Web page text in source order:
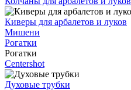
Киверы для арбалетов и луков
Мишени
Рогатки
Рогатки
Centershot
Духовые трубки